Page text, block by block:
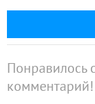
Понравилось
комментарий!